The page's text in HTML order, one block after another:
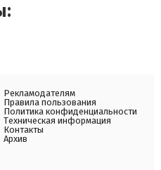
Рекламодателям
Правила пользования
Политика конфиденциальности
Техническая информация
Контакты
Архив